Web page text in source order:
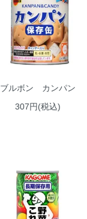
ブルボン カンパン
307円(税込)